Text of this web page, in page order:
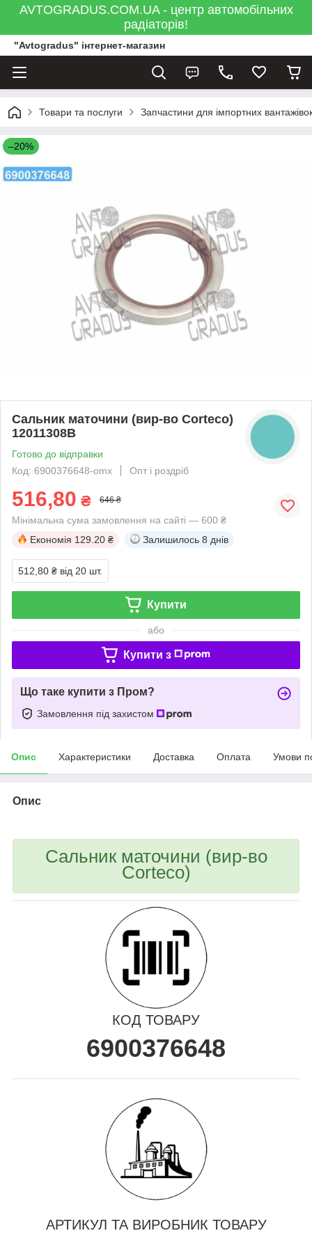
AVTOGRADUS.COM.UA - центр автомобільних
радіаторів!
"Avtogradus" інтернет-магазин
Товари та послуги Запчастини для імпортних
–20%
Сальник маточини (вир-во Corteco)
12011308B
Готово до відправки
Код: 6900376648-omx
Опт і роздріб
516,80 ₴ 646 ₴
Мінімальна сума замовлення на сайті — 600 ₴
Економія 129.20 ₴ Залишилось 8 днів
512,80 ₴ від 20 шт.
Купити
або
Купити з
Що таке купити з Пром?
Замовлення під захистом
Опис Характеристики Доставка Оплата Умови
Опис
Сальник маточини (вир-во
Corteco)
КОД ТОВАРУ
6900376648
АРТИКУЛ ТА ВИРОБНИК ТОВАРУ